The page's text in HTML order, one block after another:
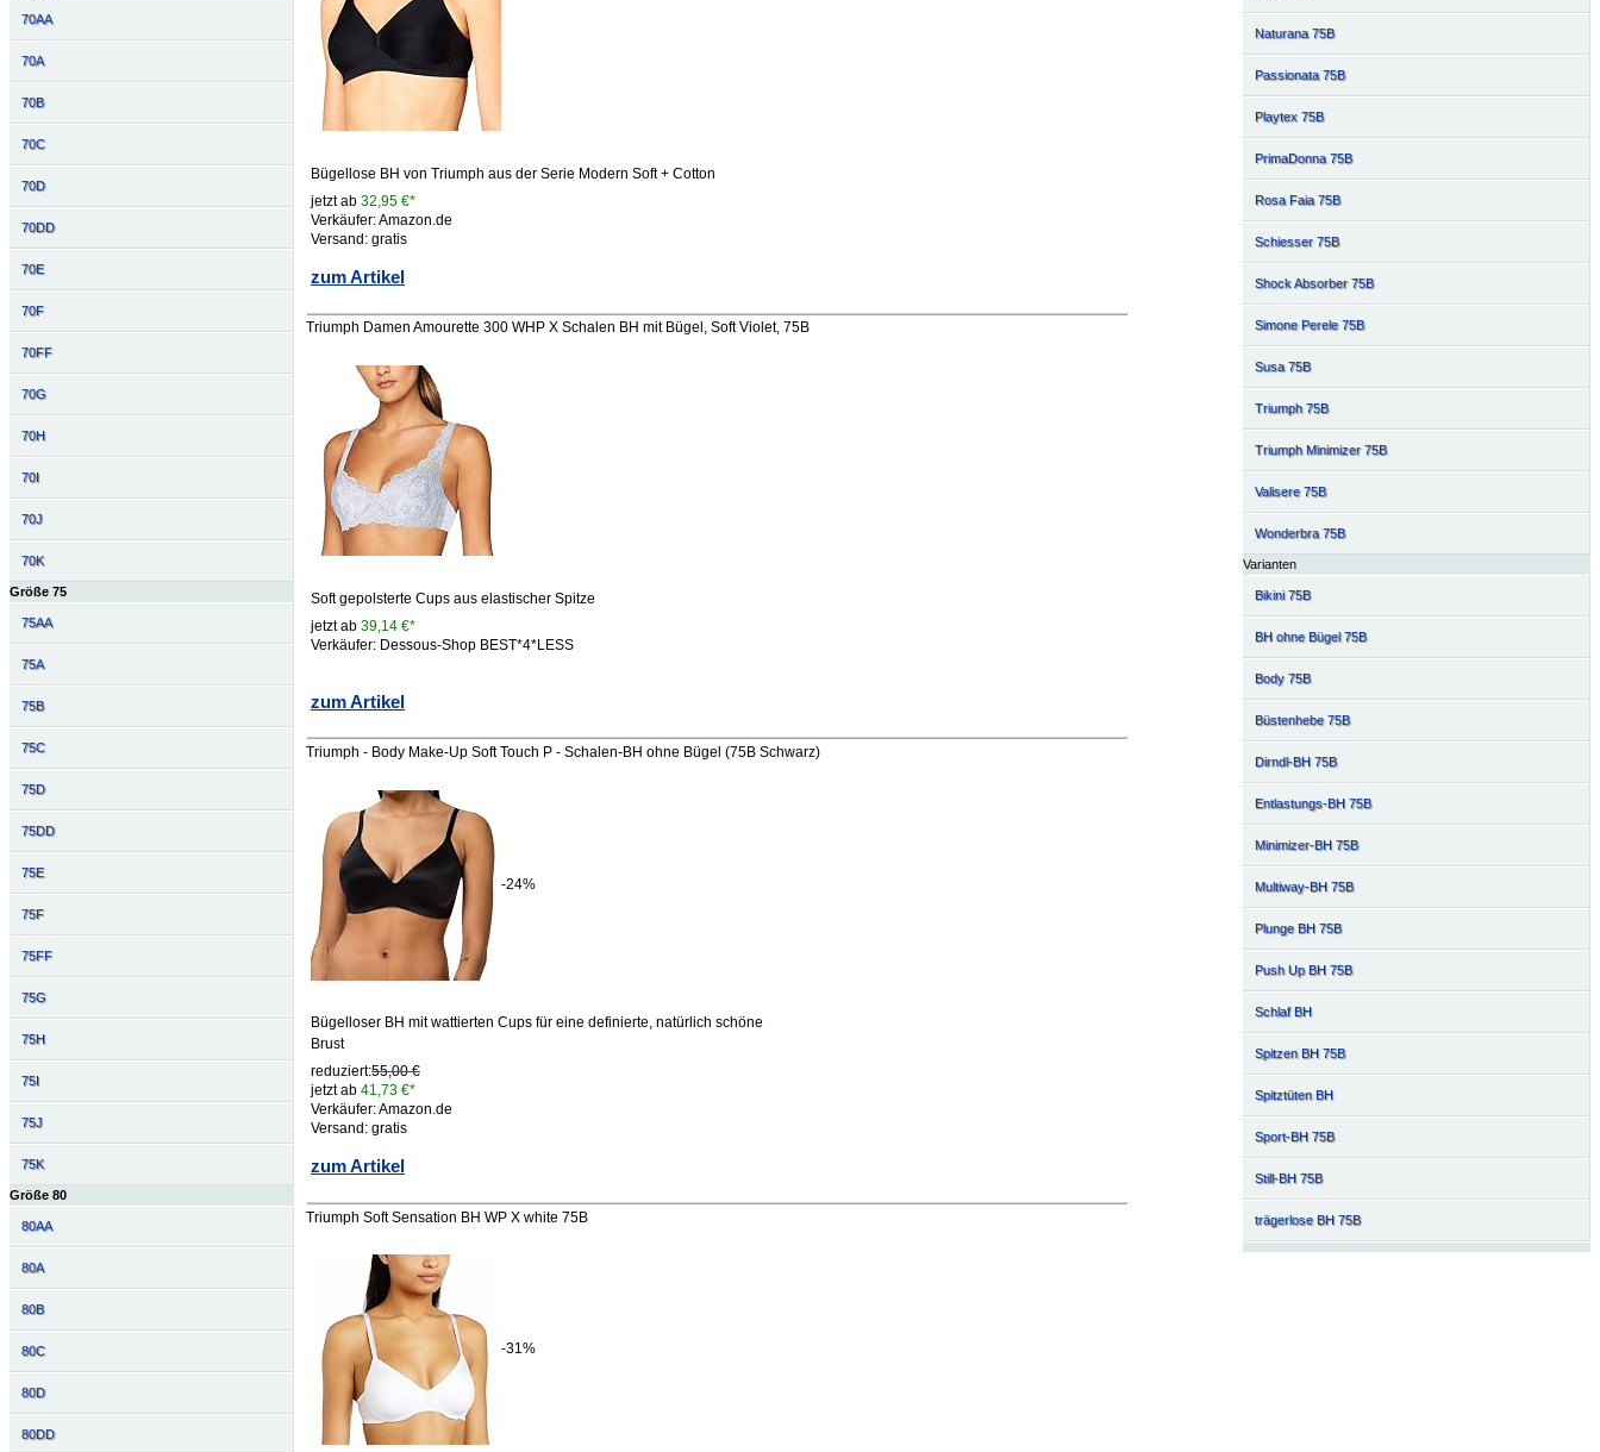
70AA
70A
70B
70C
70D
70DD
70E
70F
70FF
70G
70H
70I
70J
70K
Größe 75
75AA
75A
75B
75C
75D
75DD
75E
75F
75FF
75G
75H
75I
75J
75K
Größe 80
80AA
80A
80B
80C
80D
80DD
Naturana 75B
Passionata 75B
Playtex 75B
PrimaDonna 75B
Rosa Faia 75B
Schiesser 75B
Shock Absorber 75B
Simone Perele 75B
Susa 75B
Triumph 75B
Triumph Minimizer 75B
Valisere 75B
Wonderbra 75B
Varianten
Bikini 75B
BH ohne Bügel 75B
Body 75B
Büstenhebe 75B
Dirndl-BH 75B
Entlastungs-BH 75B
Minimizer-BH 75B
Multiway-BH 75B
Plunge BH 75B
Push Up BH 75B
Schlaf BH
Spitzen BH 75B
Spitztüten BH
Sport-BH 75B
Still-BH 75B
trägerlose BH 75B
Bügellose BH von Triumph aus der Serie Modern Soft + Cotton
jetzt ab32,95 €*
Verkäufer: Amazon.de
Versand: gratis
zum Artikel
Triumph Damen Amourette 300 WHP X Schalen BH mit Bügel, Soft Violet, 75B
Soft gepolsterte Cups aus elastischer Spitze
jetzt ab39,14 €*
Verkäufer: Dessous-Shop BEST*4*LESS
zum Artikel
Triumph - Body Make-Up Soft Touch P - Schalen-BH ohne Bügel (75B Schwarz)
-24%
Bügelloser BH mit wattierten Cups für eine definierte, natürlich schöne
Brust
reduziert:55,00 €
jetzt ab41,73 €*
Verkäufer: Amazon.de
Versand: gratis
zum Artikel
Triumph Soft Sensation BH WP X white 75B
-31%